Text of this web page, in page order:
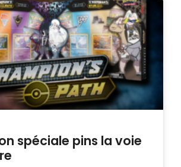
spéciale pins la voie